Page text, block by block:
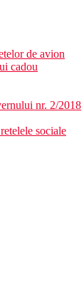
de avion
cadou
nr. 2/2018
sociale